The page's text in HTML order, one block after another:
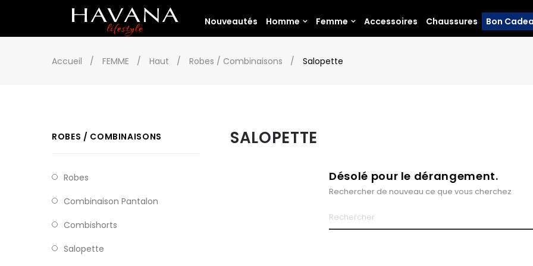
Nouveautés Homme Femme Accessoires Chaussures Bon
Accueil FEMME Haut Robes / Combinaisons Salopette
ROBES / COMBINAISONS
Robes
Combinaison Pantalon
Combishorts
Salopette
SALOPETTE
Désolé pour le dérangement.
Rechercher de nouveau ce que vous cherchez